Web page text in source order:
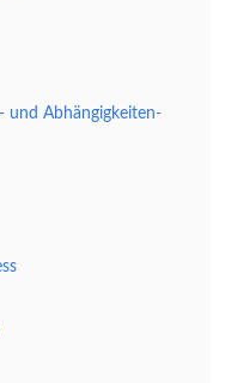
und Abhängigkeiten-